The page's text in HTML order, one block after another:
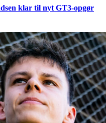
klar til nyt GT3-opgør